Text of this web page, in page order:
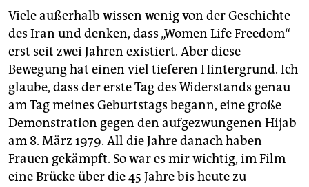
Viele außerhalb wissen wenig von der Geschichte
des Iran und denken, dass „Women Life Freedom“
erst seit zwei Jahren existiert. Aber diese
Bewegung hat einen viel tieferen Hintergrund. Ich
glaube, dass der erste Tag des Widerstands genau
am Tag meines Geburtstags begann, eine große
Demonstration gegen den aufgezwungenen Hijab
am 8. März 1979. All die Jahre danach haben
Frauen gekämpft. So war es mir wichtig, im Film
eine Brücke über die 45 Jahre bis heute zu